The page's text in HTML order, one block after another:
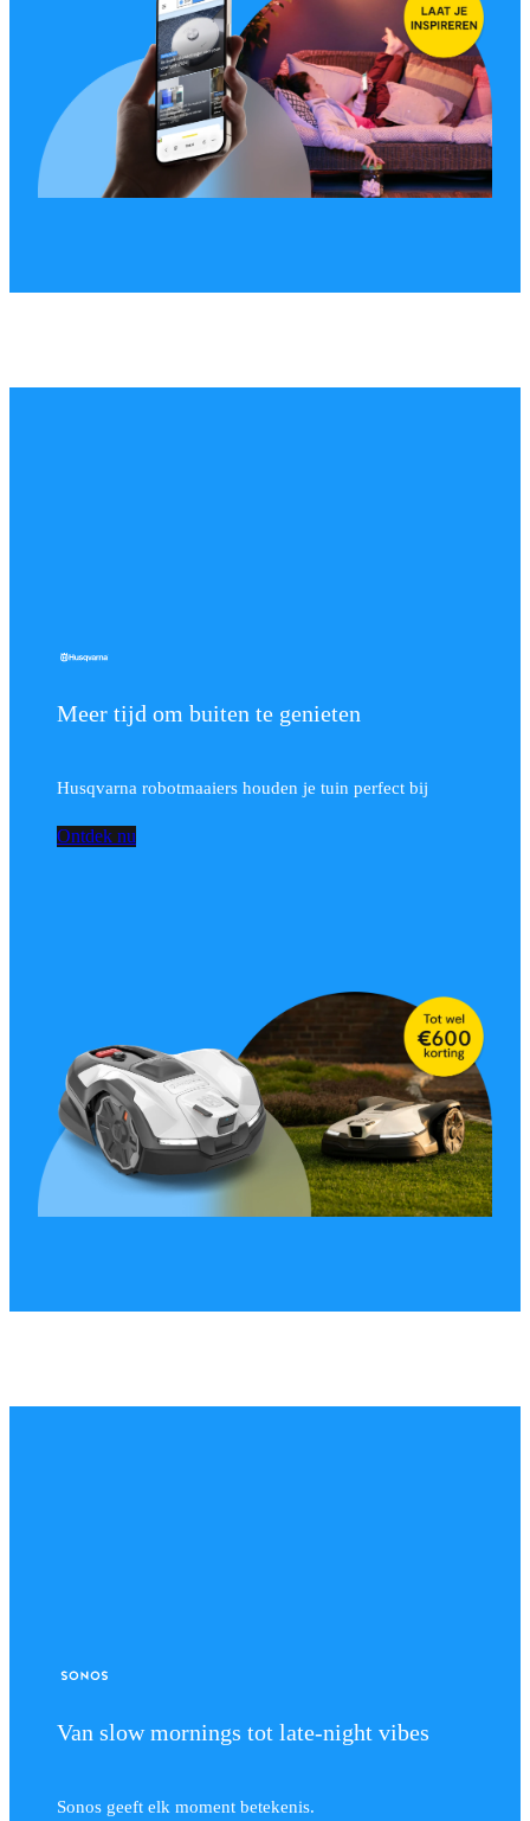
Meer tijd om buiten te genieten
Husqvarna robotmaaiers houden je tuin perfect bij
Ontdek nu
Van slow mornings tot late-night vibes
Sonos geeft elk moment betekenis.